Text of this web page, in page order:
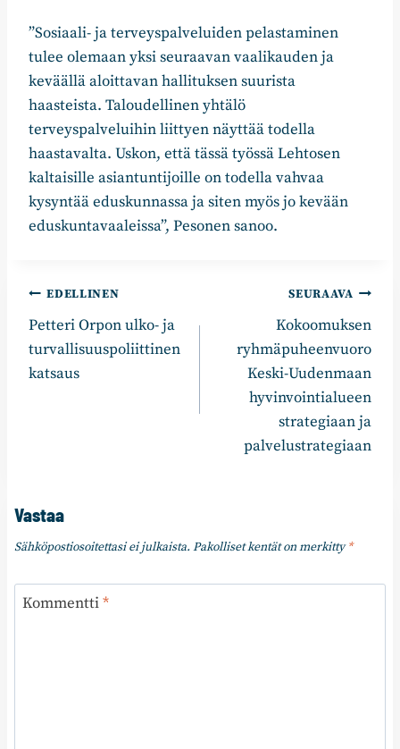
”Sosiaali- ja terveyspalveluiden pelastaminen
tulee olemaan yksi seuraavan vaalikauden ja
keväällä aloittavan hallituksen suurista
haasteista. Taloudellinen yhtälö
terveyspalveluihin liittyen näyttää todella
haastavalta. Uskon, että tässä työssä Lehtosen
kaltaisille asiantuntijoille on todella vahvaa
kysyntää eduskunnassa ja siten myös jo kevään
eduskuntavaaleissa”, Pesonen sanoo.
Artikkelien
selaus
EDELLINEN
Petteri Orpon ulko- ja
turvallisuuspoliittinen
katsaus
SEURAAVA
Kokoomuksen
ryhmäpuheenvuoro
Keski-Uudenmaan
hyvinvointialueen
strategiaan ja
palvelustrategiaan
Vastaa
Sähköpostiosoitettasi ei julkaista. Pakolliset kentät on merkitty*
Kommentti*